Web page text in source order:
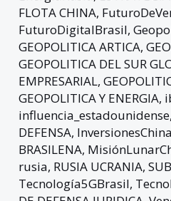
FLOTA CHINA,
FuturoDigitalBrasil,
GEOPOLITICA ARTICA,
GEOPOLITICA DEL SUR
EMPRESARIAL,
GEOPOLITICA Y ENERGIA,
influencia_estadounidense,
DEFENSA,
BRASILENA,
rusia, RUSIA UCRANIA,
Tecnología5GBrasil,